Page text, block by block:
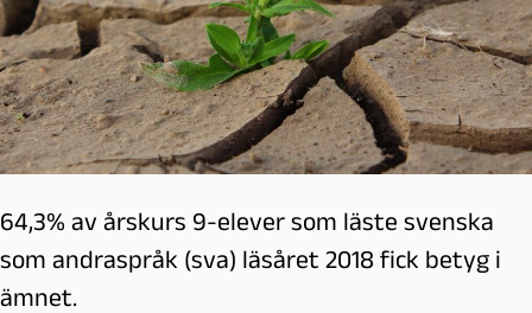
64,3% av årskurs 9-elever som läste svenska
som andraspråk (sva) läsåret 2018 fick betyg i
ämnet.